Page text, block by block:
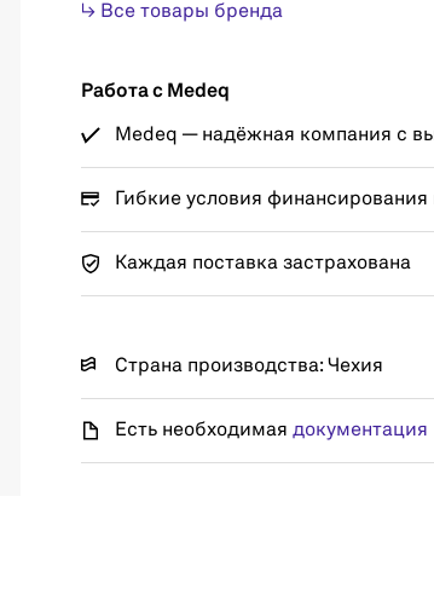
↳ Все товары бренда
Работа с Medeq
Medeq — надёжная компания с
Гибкие условия финансирования
Каждая поставка застрахована
Страна производства: Чехия
Есть необходимая документация